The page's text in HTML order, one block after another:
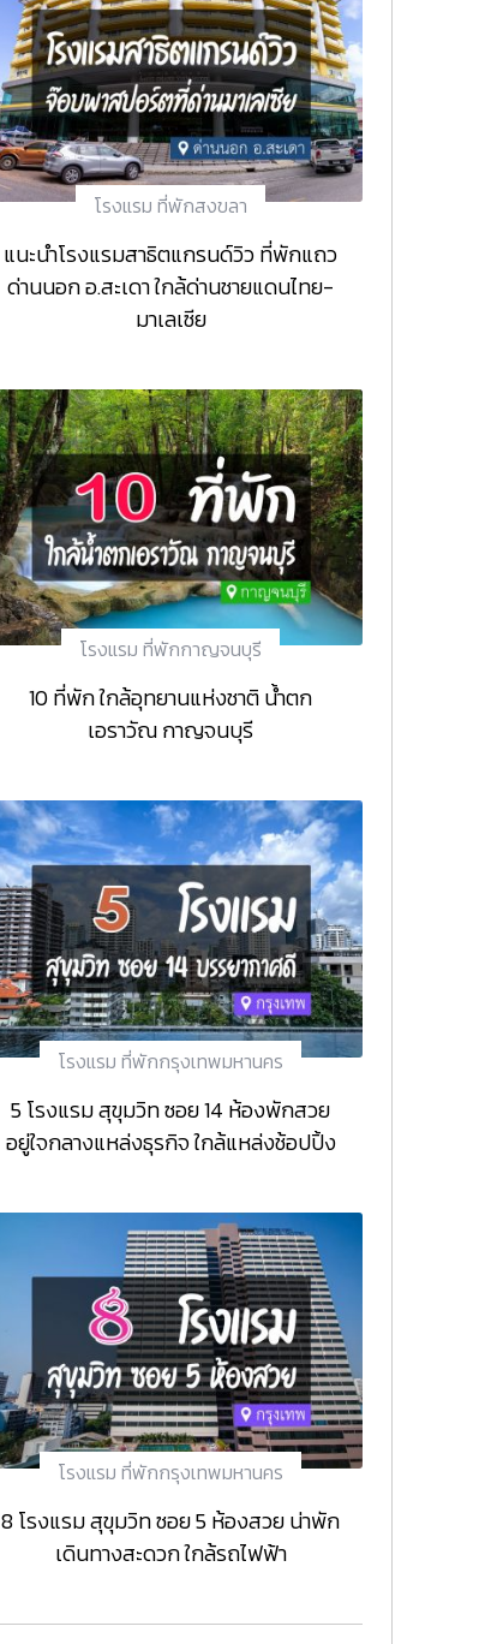
โรงแรม ที่พักสงขลา
แนะนำโรงแรมสาธิตแกรนด์วิว ที่พักแถว
ด่านนอก อ.สะเดา ใกล้ด่านชายแดนไทย-
มาเลเซีย
โรงแรม ที่พักกาญจนบุรี
10 ที่พัก ใกล้อุทยานแห่งชาติ น้ำตก
เอราวัณ กาญจนบุรี
โรงแรม ที่พักกรุงเทพมหานคร
5 โรงแรม สุขุมวิท ซอย 14 ห้องพักสวย
อยู่ใจกลางแหล่งธุรกิจ ใกล้แหล่งช้อปปิ้ง
โรงแรม ที่พักกรุงเทพมหานคร
8 โรงแรม สุขุมวิท ซอย 5 ห้องสวย น่าพัก
เดินทางสะดวก ใกล้รถไฟฟ้า